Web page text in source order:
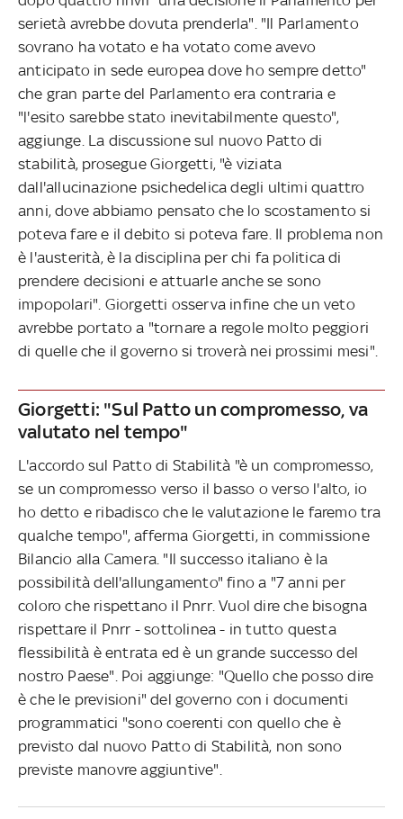
serietà avrebbe dovuta prenderla". "Il Parlamento
sovrano ha votato e ha votato come avevo
anticipato in sede europea dove ho sempre detto"
che gran parte del Parlamento era contraria e
"l'esito sarebbe stato inevitabilmente questo",
aggiunge. La discussione sul nuovo Patto di
stabilità, prosegue Giorgetti, "è viziata
dall'allucinazione psichedelica degli ultimi quattro
anni, dove abbiamo pensato che lo scostamento si
poteva fare e il debito si poteva fare. Il problema non
è l'austerità, è la disciplina per chi fa politica di
prendere decisioni e attuarle anche se sono
impopolari". Giorgetti osserva infine che un veto
avrebbe portato a "tornare a regole molto peggiori
di quelle che il governo si troverà nei prossimi mesi".
Giorgetti: "Sul Patto un compromesso, va
valutato nel tempo"
L'accordo sul Patto di Stabilità "è un compromesso,
se un compromesso verso il basso o verso l'alto, io
ho detto e ribadisco che le valutazione le faremo tra
qualche tempo", afferma Giorgetti, in commissione
Bilancio alla Camera. "Il successo italiano è la
possibilità dell'allungamento" fino a "7 anni per
coloro che rispettano il Pnrr. Vuol dire che bisogna
rispettare il Pnrr - sottolinea - in tutto questa
flessibilità è entrata ed è un grande successo del
nostro Paese". Poi aggiunge: "Quello che posso dire
è che le previsioni" del governo con i documenti
programmatici "sono coerenti con quello che è
previsto dal nuovo Patto di Stabilità, non sono
previste manovre aggiuntive".